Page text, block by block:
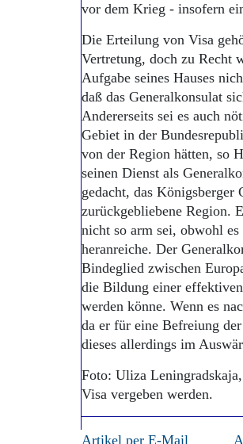
vor dem Krieg - insofern
Die Erteilung von Visa
Vertretung, doch zu Recht
Aufgabe seines Hauses
daß das Generalkonsulat
Andererseits sei es auch
Gebiet in der
von der Region hätten, so
seinen Dienst als
gedacht, das
zurückgebliebene Region.
nicht so arm sei, obwohl
heranreiche. Der
Bindeglied zwischen
die Bildung einer
werden könne. Wenn es
da er für eine Befreiung
dieses allerdings im
Foto: Uliza
Visa vergeben werden.
Artikel per E-Mail